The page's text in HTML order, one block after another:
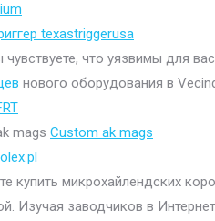
texastriggerusa
что уязвимы для
нового оборудования в
mags Custom ak mags
купить микрохайлендских
Изучая заводчиков в